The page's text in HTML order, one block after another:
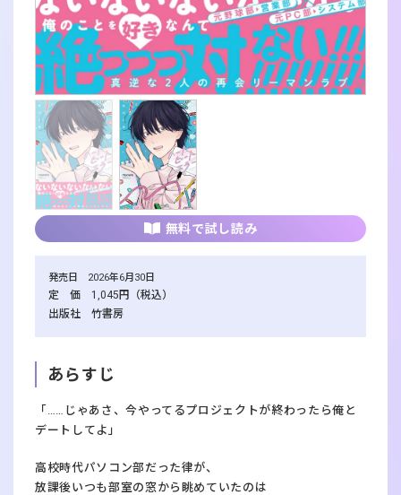
無料で試し読み
発売日 2026年6月30日
定 価 1,045円（税込）
出版社 竹書房
あらすじ
「……じゃあさ、今やってるプロジェクトが終わったら俺と
デートしてよ」
高校時代パソコン部だった律が、
放課後いつも部室の窓から眺めていたのは